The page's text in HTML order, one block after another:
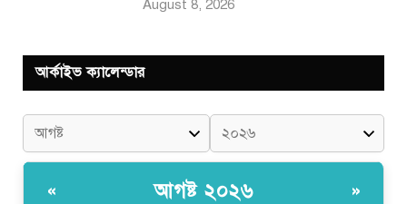
August 8, 2026
আর্কাইভ ক্যালেন্ডার
« আগষ্ট ২০২৬ »